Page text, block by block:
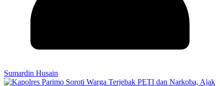
Sumardin Husain